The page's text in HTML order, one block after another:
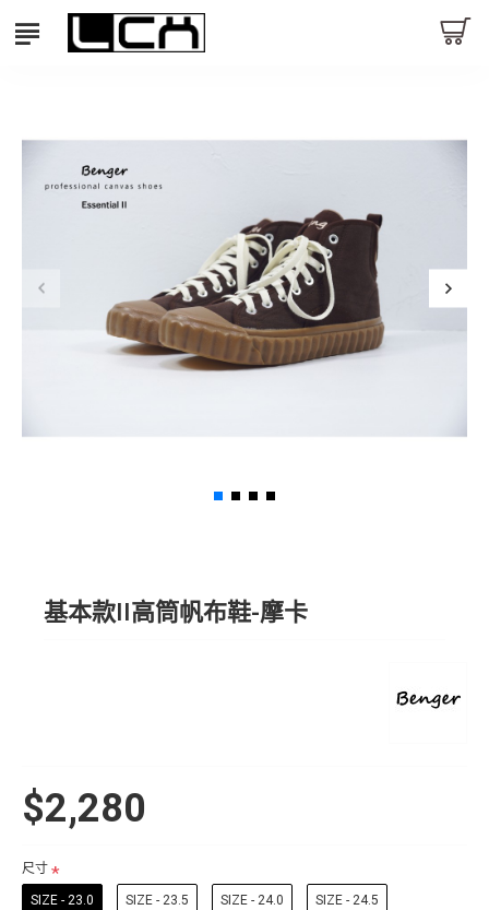
基本款II高筒帆布鞋-摩卡
$2,280
尺寸
SIZE - 23.0 SIZE - 23.5 SIZE - 24.0 SIZE - 24.5